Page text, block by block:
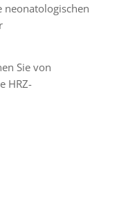
neonatologischen
Sie von
HRZ-